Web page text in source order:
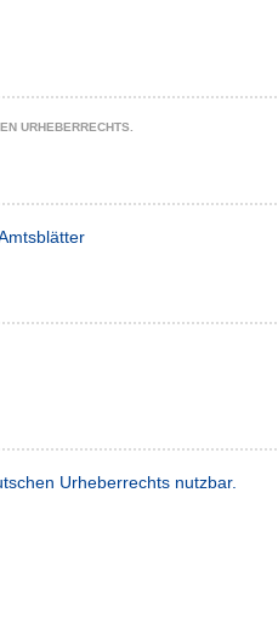
URHEBERRECHTS.
Urheberrechts nutzbar.